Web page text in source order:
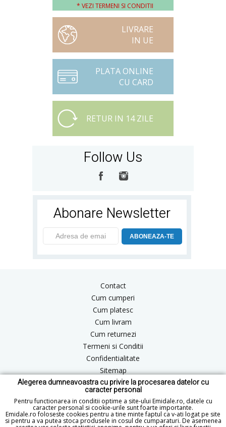
Alegerea dumneavoastra cu privire la procesarea datelor cu
caracter personal
Pentru functionarea in conditii optime a site-ului Emidale.ro, datele cu
caracter personal si cookie-urile sunt foarte importante.
Emidale.ro foloseste cookies pentru a tine minte faptul ca v-ati logat pe site
si pentru a va putea stoca produsele in cosul de cumparaturi. De asemenea
* VEZI TERMENI SI CONDITII
LIVRARE
IN UE
PLATA ONLINE
CU CARD
RETUR IN 14 ZILE
Follow Us
Abonare Newsletter
ABONEAZA-TE
Contact
Cum cumperi
Cum platesc
Cum livram
Cum returnezi
Termeni si Conditii
Confidentialitate
Sitemap
Blog
ANPC